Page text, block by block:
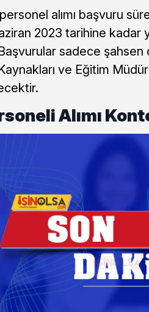
alımı başvuru
2023 tarihine kadar
sadece
ve Eğitim
Alımı